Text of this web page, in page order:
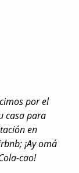
por el
casa para
en
¡Ay omá
cao!